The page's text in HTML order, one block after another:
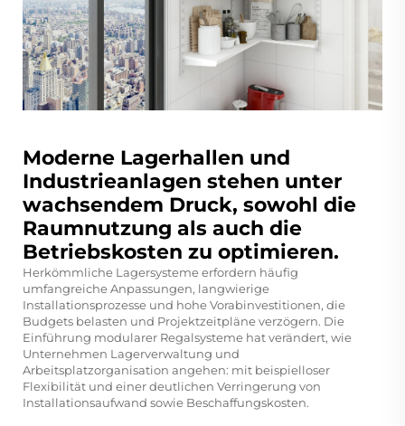
Moderne Lagerhallen und
Industrieanlagen stehen unter
wachsendem Druck, sowohl die
Raumnutzung als auch die
Betriebskosten zu optimieren.
Herkömmliche Lagersysteme erfordern häufig
umfangreiche Anpassungen, langwierige
Installationsprozesse und hohe Vorabinvestitionen, die
Budgets belasten und Projektzeitpläne verzögern. Die
Einführung modularer Regalsysteme hat verändert, wie
Unternehmen Lagerverwaltung und
Arbeitsplatzorganisation angehen: mit beispielloser
Flexibilität und einer deutlichen Verringerung von
Installationsaufwand sowie Beschaffungskosten.